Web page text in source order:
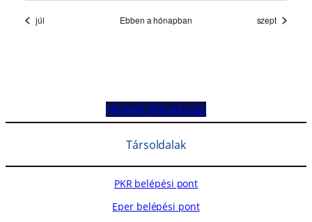
Hírlevél feliratkozás
Társoldalak
PKR belépési pont
Eper belépési pont